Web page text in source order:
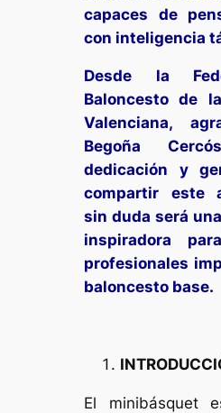
capaces de
con inteligencia
Desde la
Baloncesto de
Valenciana,
Begoña
dedicación y
compartir este
sin duda será
inspiradora
profesionales
baloncesto base.
El minibásquet